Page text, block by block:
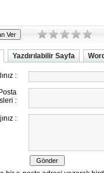
Yazdırılabilir Sayfa